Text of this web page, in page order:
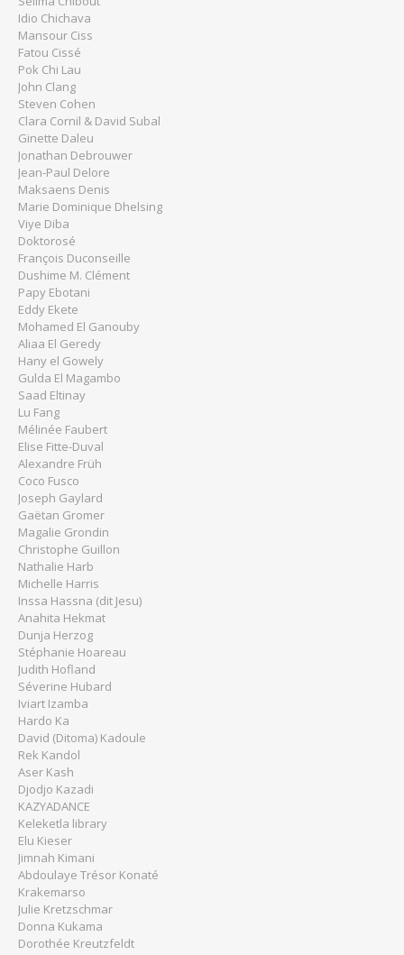
Idio Chichava
Mansour Ciss
Fatou Cissé
Pok Chi Lau
John Clang
Steven Cohen
Clara Cornil & David Subal
Ginette Daleu
Jonathan Debrouwer
Jean-Paul Delore
Maksaens Denis
Marie Dominique Dhelsing
Viye Diba
Doktorosé
François Duconseille
Dushime M. Clément
Papy Ebotani
Eddy Ekete
Mohamed El Ganouby
Aliaa El Geredy
Hany el Gowely
Gulda El Magambo
Saad Eltinay
Lu Fang
Mélinée Faubert
Elise Fitte-Duval
Alexandre Früh
Coco Fusco
Joseph Gaylard
Gaëtan Gromer
Magalie Grondin
Christophe Guillon
Nathalie Harb
Michelle Harris
Inssa Hassna (dit Jesu)
Anahita Hekmat
Dunja Herzog
Stéphanie Hoareau
Judith Hofland
Séverine Hubard
Iviart Izamba
Hardo Ka
David (Ditoma) Kadoule
Rek Kandol
Aser Kash
Djodjo Kazadi
KAZYADANCE
Keleketla library
Elu Kieser
Jimnah Kimani
Abdoulaye Trésor Konaté
Krakemarso
Julie Kretzschmar
Donna Kukama
Dorothée Kreutzfeldt